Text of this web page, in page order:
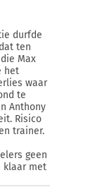
durfde
ten
Max
het
waar
te
Anthony
Risico
trainer.
geen
klaar met